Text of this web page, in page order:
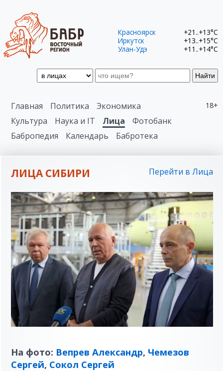
Найти
Красноярск
+21..+13°C
Иркутск
+13..+15°C
Улан-Удэ
+11..+14°C
18+
Главная Политика
Экономика
Культура
Наука и IT Лица
Фотобанк
Бабропедия
Календарь Бабротека
ЛИЦА СИБИРИ Перейти в Лица
На фото: Вепрев Александр, Чемезов
Сергей, Сокол Сергей